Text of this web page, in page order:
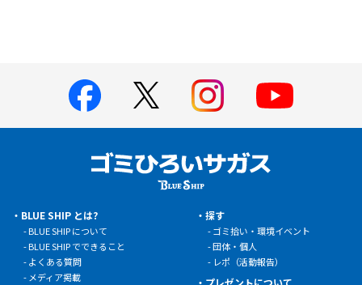
BLUE SHIP とは?
BLUE SHIP について
BLUE SHIP でできること
よくある質問
メディア掲載
探す
ゴミ拾い・環境イベント
団体・個人
レポ（活動報告）